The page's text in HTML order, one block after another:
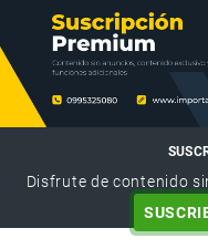
Disfrute de contenido